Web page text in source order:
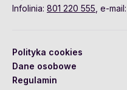
Infolinia: 801 220 555 , e-mail:
Polityka cookies
Dane osobowe
Regulamin